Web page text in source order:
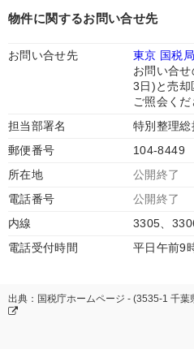
物件に関するお問い合せ先
お問い合せ先
東京 国税局
お問い合
3日)と売却
ご照会くだ
担当部署名
特別整理総
郵便番号
104-8449
所在地
公開終了
電話番号
公開終了
内線
3305、
電話受付時間
平日午前9
出典：国税庁ホームページ - (3535-1 千